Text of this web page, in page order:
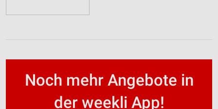
Noch mehr Angebote in
der weekli App!